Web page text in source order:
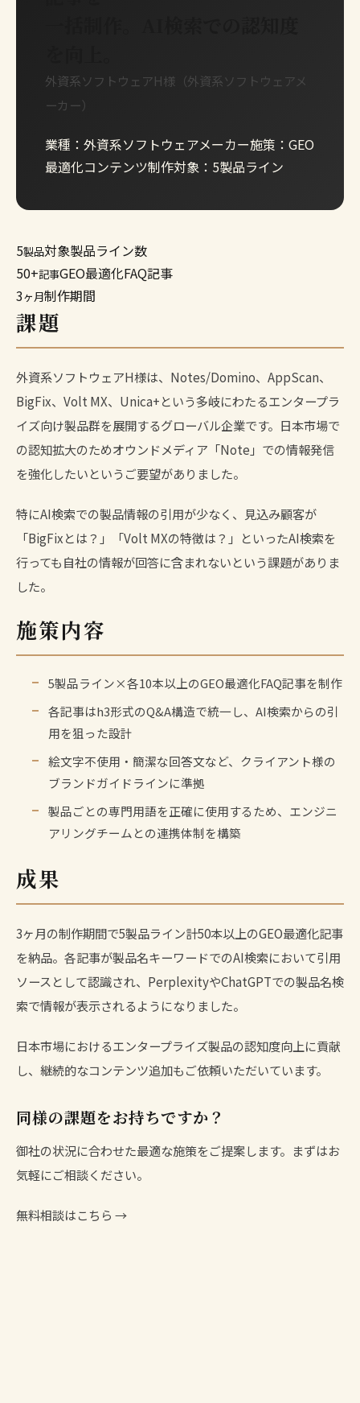
外資系ソフトウェアH様（外資系ソフトウェアメ
ーカー）
業種：外資系ソフトウェアメーカー施策：GEO
最適化コンテンツ制作対象：5製品ライン
5製品対象製品ライン数
50+記事GEO最適化FAQ記事
3ヶ月制作期間
課題
外資系ソフトウェアH様は、Notes/Domino、AppScan、
BigFix、Volt MX、Unica+という多岐にわたるエンタープラ
イズ向け製品群を展開するグローバル企業です。日本市場で
の認知拡大のためオウンドメディア「Note」での情報発信
を強化したいというご要望がありました。
特にAI検索での製品情報の引用が少なく、見込み顧客が
「BigFixとは？」「Volt MXの特徴は？」といったAI検索を
行っても自社の情報が回答に含まれないという課題がありま
した。
施策内容
5製品ライン×各10本以上のGEO最適化FAQ記事を制作
各記事はh3形式のQ&A構造で統一し、AI検索からの引
用を狙った設計
絵文字不使用・簡潔な回答文など、クライアント様の
ブランドガイドラインに準拠
製品ごとの専門用語を正確に使用するため、エンジニ
アリングチームとの連携体制を構築
成果
3ヶ月の制作期間で5製品ライン計50本以上のGEO最適化記事
を納品。各記事が製品名キーワードでのAI検索において引用
ソースとして認識され、PerplexityやChatGPTでの製品名検
索で情報が表示されるようになりました。
日本市場におけるエンタープライズ製品の認知度向上に貢献
し、継続的なコンテンツ追加もご依頼いただいています。
同様の課題をお持ちですか？
御社の状況に合わせた最適な施策をご提案します。まずはお
気軽にご相談ください。
無料相談はこちら →